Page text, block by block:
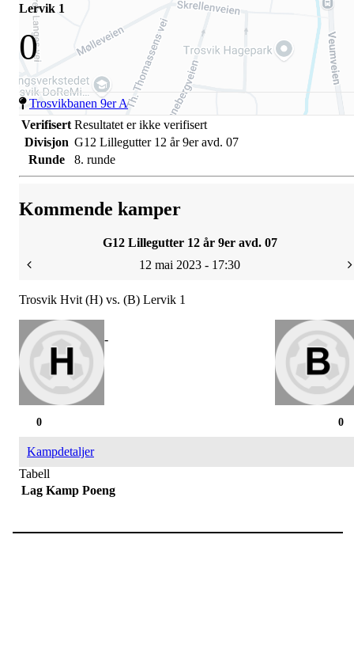
Lervik 1
0
Trosvikbanen 9er A
Verifisert Resultatet er ikke verifisert
Divisjon G12 Lillegutter 12 år 9er avd. 07
Runde
8. runde
Kommende kamper
G12 Lillegutter 12 år 9er avd. 07
12 mai 2023 - 17:30
Trosvik Hvit (H) vs. (B) Lervik 1
-
0
0
Kampdetaljer
Tabell
Lag Kamp Poeng